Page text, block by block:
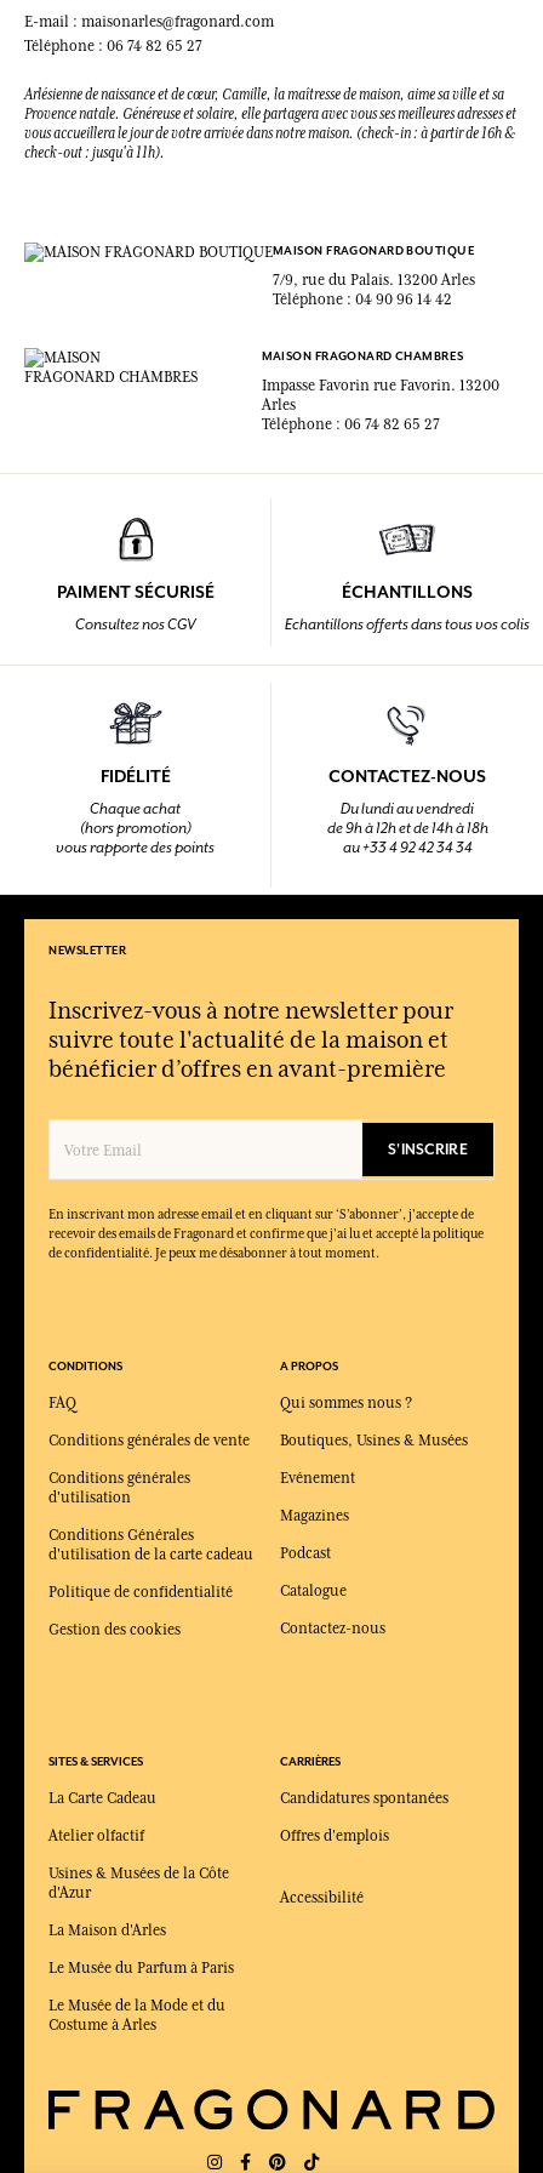
E-mail : maisonarles@fragonard.com
Téléphone : 06 74 82 65 27
Arlésienne de naissance et de cœur, Camille, la maîtresse de maison, aime sa ville et sa
Provence natale. Généreuse et solaire, elle partagera avec vous ses meilleures adresses et
vous accueillera le jour de votre arrivée dans notre maison. (check-in : à partir de 16h &
check-out : jusqu'à 11h).
MAISON FRAGONARD BOUTIQUE
7/9, rue du Palais. 13200 Arles
Téléphone : 04 90 96 14 42
MAISON FRAGONARD CHAMBRES
Impasse Favorin rue Favorin. 13200
Arles
Téléphone : 06 74 82 65 27
PAIMENT SÉCURISÉ
Consultez nos CGV
ÉCHANTILLONS
Echantillons offerts dans tous vos colis
FIDÉLITÉ
Chaque achat
(hors promotion)
vous rapporte des points
CONTACTEZ-NOUS
Du lundi au vendredi
de 9h à 12h et de 14h à 18h
au +33 4 92 42 34 34
NEWSLETTER
Inscrivez-vous à notre newsletter pour
suivre toute l'actualité de la maison et
bénéficier d’offres en avant-première
S'INSCRIRE
En inscrivant mon adresse email et en cliquant sur ‘S’abonner’, j'accepte de
recevoir des emails de Fragonard et confirme que j'ai lu et accepté la politique
de confidentialité. Je peux me désabonner à tout moment.
CONDITIONS
FAQ
Conditions générales de vente
Conditions générales
d'utilisation
Conditions Générales
d'utilisation de la carte cadeau
Politique de confidentialité
Gestion des cookies
SITES & SERVICES
La Carte Cadeau
Atelier olfactif
Usines & Musées de la Côte
d'Azur
La Maison d'Arles
Le Musée du Parfum à Paris
Le Musée de la Mode et du
Costume à Arles
A PROPOS
Qui sommes nous ?
Boutiques, Usines & Musées
Evénement
Magazines
Podcast
Catalogue
Contactez-nous
CARRIÈRES
Candidatures spontanées
Offres d'emplois
Accessibilité